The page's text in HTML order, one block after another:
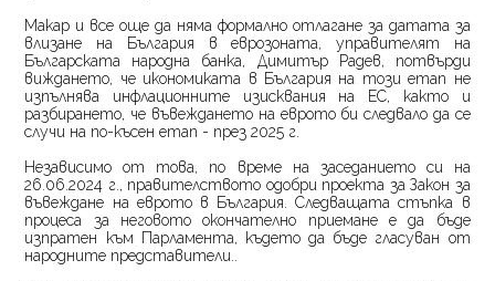
Макар и все още да няма формално отлагане за датата за
влизане на България в еврозоната, управителят на
Българската народна банка, Димитър Радев, потвърди
виждането, че икономиката в България на този етап не
изпълнява инфлационните изисквания на ЕС, както и
разбирането, че въвеждането на еврото би следвало да се
случи на по-късен етап - през 2025 г.
Независимо от това, по време на заседанието си на
26.06.2024 г., правителството одобри проекта за Закон за
въвеждане на еврото в България. Следващата стъпка в
процеса за неговото окончателно приемане е да бъде
изпратен към Парламента, където да бъде гласуван от
народните представители..